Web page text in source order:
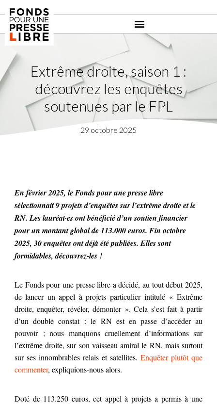
Extrême droite, saison 1 :
découvrez les enquêtes
soutenues par le FPL
29 octobre 2025
En février 2025, le Fonds pour une presse libre
sélectionnait 9 projets d’enquêtes sur l’extrême droite et le
RN. Les lauréat·es ont bénéficié d’un soutien financier
pour un montant global de 113.000 euros. Fin octobre
2025, 30 enquêtes ont déjà été publiées. Elles sont
formidables, découvrez-les !
Le Fonds pour une presse libre a décidé, au tout début 2025,
de lancer un appel à projets particulier intitulé « Extrême
droite, enquêter, révéler, démonter ». Cela s’est fait à partir
d’un double constat : le RN est en passe d’accéder au
pouvoir ; nous manquons cruellement d’informations sur
l’extrême droite, sur son vaisseau amiral le RN, mais surtout
sur ses innombrables relais et satellites. Enquêter plutôt que
commenter, expliquions-nous alors.
Doté de 113.250 euros, cet appel à projets a permis à une